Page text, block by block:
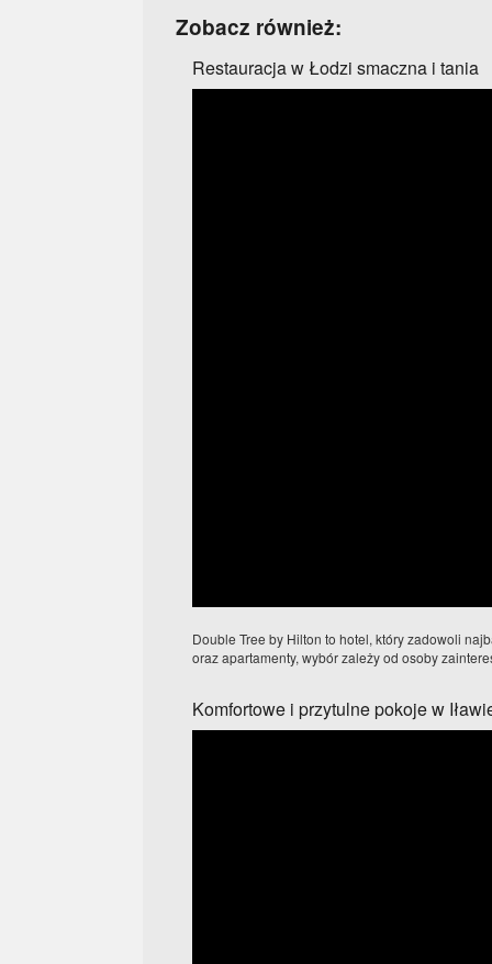
Zobacz również:
Restauracja w Łodzi smaczna i tania
Double Tree by Hilton to hotel, który zadowoli
oraz apartamenty, wybór zależy od osoby
Komfortowe i przytulne pokoje w